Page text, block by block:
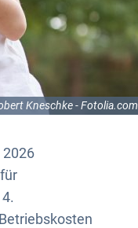
Kneschke - Fotolia.com
2026